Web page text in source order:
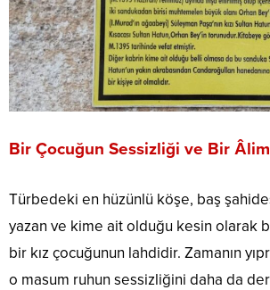
Bir Çocuğun Sessizliği ve Bir
Türbedeki en hüzünlü köşe, baş
yazan ve kime ait olduğu kesin olarak
bir kız çocuğunun lahdidir. Zamanın
o masum ruhun sessizliğini daha da